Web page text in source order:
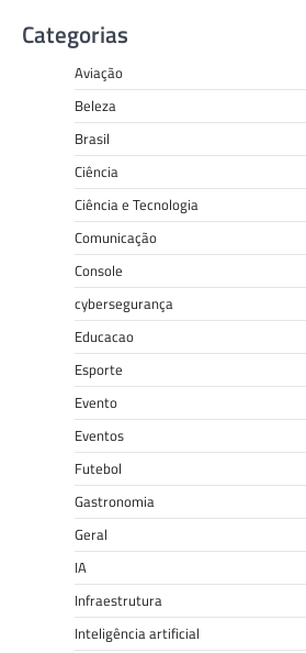
Categorias
Aviação
Beleza
Brasil
Ciência
Ciência e Tecnologia
Comunicação
Console
cybersegurança
Educacao
Esporte
Evento
Eventos
Futebol
Gastronomia
Geral
IA
Infraestrutura
Inteligência artificial